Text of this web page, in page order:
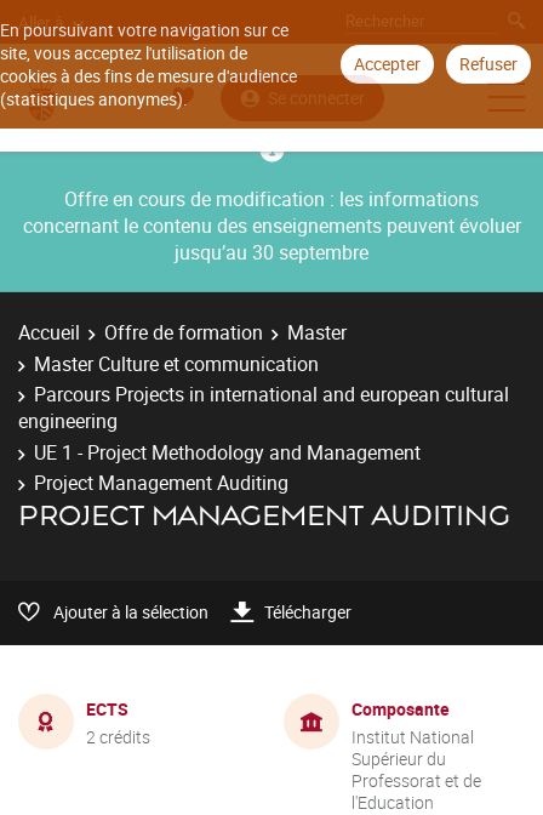
En poursuivant votre navigation sur ce
site, vous acceptez l'utilisation de
cookies à des fins de mesure d'audience
(statistiques anonymes).
Accepter Refuser
Aller à
Se connecter
Offre en cours de modification : les informations
concernant le contenu des enseignements peuvent évoluer
jusqu’au 30 septembre
Accueil Offre de formation
Master
Master Culture et communication
Parcours Projects in international and european cultural
engineering
UE 1 - Project Methodology and Management
Project Management Auditing
PROJECT MANAGEMENT AUDITING
Ajouter à la sélection Télécharger
ECTS
2 crédits
Composante
Institut National
Supérieur du
Professorat et de
l'Education